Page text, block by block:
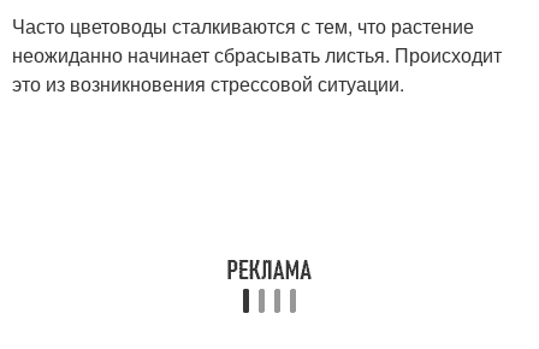
Часто цветоводы сталкиваются с тем, что растение
неожиданно начинает сбрасывать листья. Происходит
это из возникновения стрессовой ситуации.